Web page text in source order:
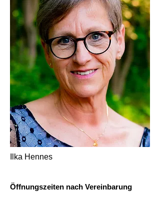
Ilka Hennes
Öffnungszeiten nach Vereinbarung